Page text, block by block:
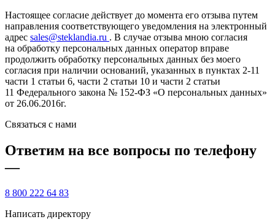
Настоящее согласие действует до момента его отзыва путем
направления соответствующего уведомления на электронный
адрес sales@steklandia.ru . В случае отзыва мною согласия
на обработку персональных данных оператор вправе
продолжить обработку персональных данных без моего
согласия при наличии оснований, указанных в пунктах 2-11
части 1 статьи 6, части 2 статьи 10 и части 2 статьи
11 Федерального закона № 152-ФЗ «О персональных данных»
от 26.06.2016г.
Связаться с нами
Ответим на все вопросы по телефону
—
8 800 222 64 83
Написать директору